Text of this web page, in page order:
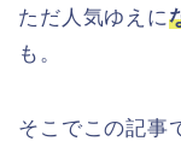
ただ人気ゆえに
も。
そこでこの記事